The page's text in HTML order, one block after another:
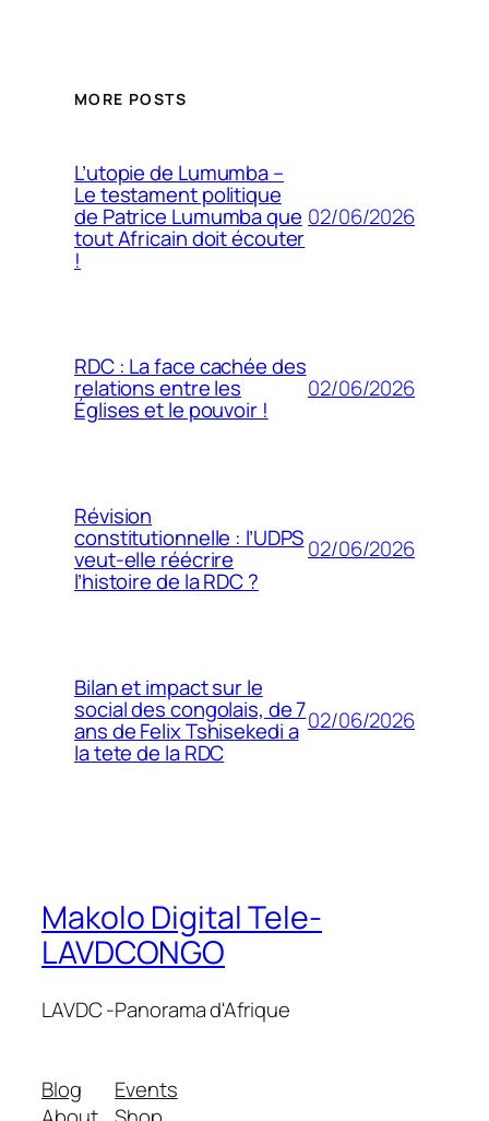
MORE POSTS
L’utopie de Lumumba –
Le testament politique
de Patrice Lumumba que
tout Africain doit écouter
!
02/06/2026
RDC : La face cachée des
relations entre les
Églises et le pouvoir !
02/06/2026
Révision
constitutionnelle : l’UDPS
veut-elle réécrire
l’histoire de la RDC ?
02/06/2026
Bilan et impact sur le
social des congolais, de 7
ans de Felix Tshisekedi a
la tete de la RDC
02/06/2026
Makolo Digital Tele-
LAVDCONGO
LAVDC -Panorama d'Afrique
Blog
Events